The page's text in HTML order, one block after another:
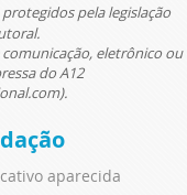
pela legislação
eletrônico ou
do A12
aparecida